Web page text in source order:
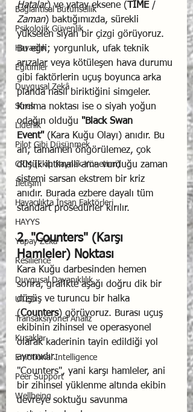
Bağlantısal Bütünsellik
Psikolojik Güvenlik
Havacılık
Eğitimler
Duygusal Zekâ
Stres
Liderlik
Pilot Gibi Düşünmek
CRM (Ekip Kaynak Yönetimi)
İletişim
Havacılıkta İnsan Faktörleri
HAYYS
Yapay Zekâ
Resilience
Duygusal Dayanıklılık
UTED
Transaksiyonel Analiz
Kuşaklar
Emotional Intelligence
Peer Support
Wellbeing
Hatalar) ve yatay eksene ( TIME /
Zaman) baktığımızda, sürekli
yükselen siyah bir çizgi görüyoruz.
Bu eğri; yorgunluk, ufak teknik
arızalar veya kötüleşen hava durumu
gibi faktörlerin uçuş boyunca arka
planda nasıl biriktiğini simgeler.
Kırılma noktası ise o siyah yoğun
odağın olduğu "Black Swan
Event" (Kara Kuğu Olayı) anıdır. Bu
an; tamamen öngörülemez, çok
düşük ihtimalli ama vurduğu zaman
sistemi sarsan ekstrem bir kriz
anıdır. Burada ezbere dayalı tüm
standart prosedürler kırılır.
2. "Counters" (Karşı
Hamleler) Noktası
Kara Kuğu darbesinden hemen
sonra, grafikte aşağı doğru dik bir
düşüş ve turuncu bir halka
(Counters) görüyoruz. Burası uçuş
ekibinin zihinsel ve operasyonel
olarak kaderinin tayin edildiği yol
ayrımıdır.
"Counters", yani karşı hamleler, ani
bir zihinsel yüklenme altında ekibin
devreye soktuğu savunma